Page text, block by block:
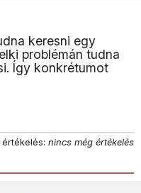
keresni egy
problémán tudna
Így konkrétumot
nincs még értékelés